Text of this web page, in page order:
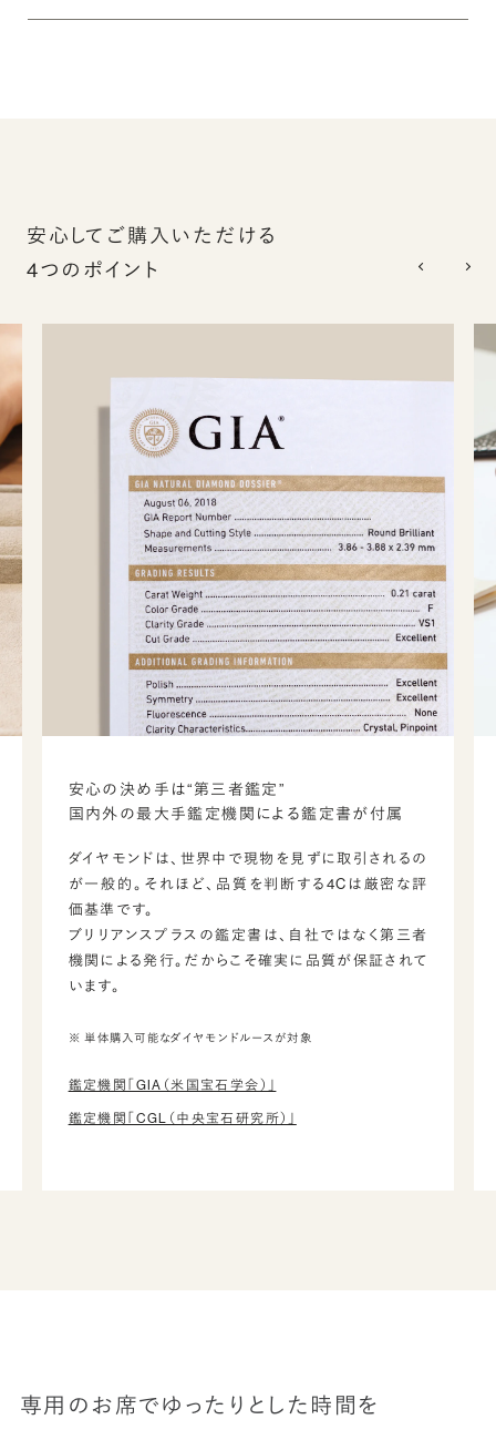
安心してご購入いただける
4つのポイント
安心の決め手は“第三者鑑定”
国内外の最大手鑑定機関による鑑定書が付属
ダイヤモンドは、世界中で現物を見ずに取引されるの
が一般的。それほど、品質を判断する4Cは厳密な評
価基準です。
ブリリアンスプラスの鑑定書は、自社ではなく第三者
機関による発行。だからこそ確実に品質が保証されて
います。
※ 単体購入可能なダイヤモンドルースが対象
鑑定機関「GIA（米国宝石学会）」
鑑定機関「CGL（中央宝石研究所）」
専用のお席でゆったりとした時間を